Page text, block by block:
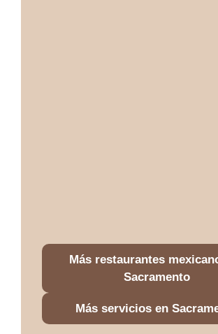
Más restaurantes
Sacramento
Más servicios en